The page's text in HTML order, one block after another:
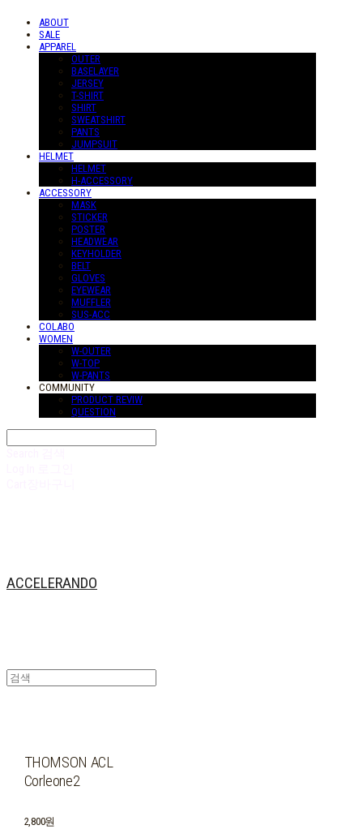
ABOUT
SALE
APPAREL
OUTER
BASELAYER
JERSEY
T-SHIRT
SHIRT
SWEATSHIRT
PANTS
JUMPSUIT
HELMET
HELMET
H-ACCESSORY
ACCESSORY
MASK
STICKER
POSTER
HEADWEAR
KEYHOLDER
BELT
GLOVES
EYEWEAR
MUFFLER
SUS-ACC
COLABO
WOMEN
W-OUTER
W-TOP
W-PANTS
COMMUNITY
PRODUCT REVIW
QUESTION
ACCELERANDO
THOMSON ACL
Corleone2
2,800원